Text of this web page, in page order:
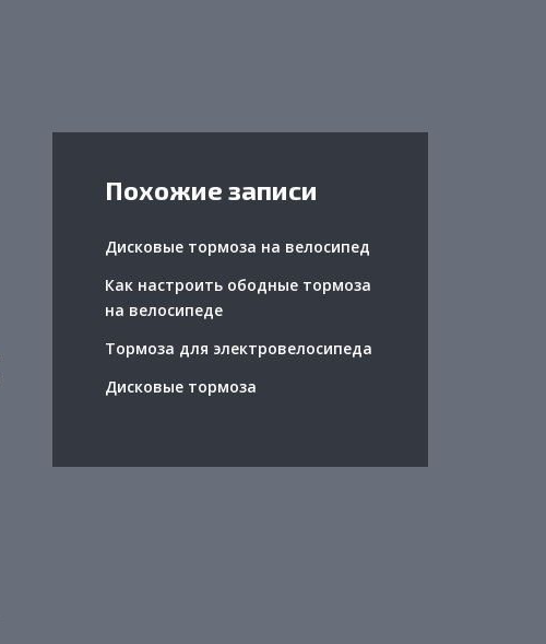
Похожие записи
Дисковые тормоза на велосипед
Как настроить ободные тормоза
на велосипеде
Тормоза для электровелосипеда
Дисковые тормоза